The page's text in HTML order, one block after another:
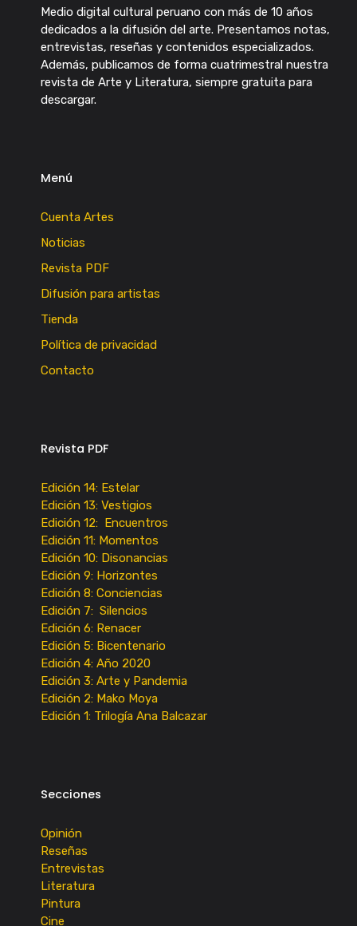
Medio digital cultural peruano con más de 10 años
dedicados a la difusión del arte. Presentamos notas,
entrevistas, reseñas y contenidos especializados.
Además, publicamos de forma cuatrimestral nuestra
revista de Arte y Literatura, siempre gratuita para
descargar.
Menú
Cuenta Artes
Noticias
Revista PDF
Difusión para artistas
Tienda
Política de privacidad
Contacto
Revista PDF
Edición 14: Estelar
Edición 13: Vestigios
Edición 12: Encuentros
Edición 11: Momentos
Edición 10: Disonancias
Edición 9: Horizontes
Edición 8: Conciencias
Edición 7: Silencios
Edición 6: Renacer
Edición 5: Bicentenario
Edición 4: Año 2020
Edición 3: Arte y Pandemia
Edición 2: Mako Moya
Edición 1: Trilogía Ana Balcazar
Secciones
Opinión
Reseñas
Entrevistas
Literatura
Pintura
Cine